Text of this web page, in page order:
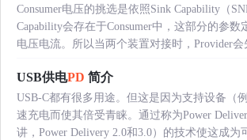
Consumer电压的挑选是依照Sink Capability（
Capability会存在于Consumer中，这部分的参数
电压电流。所以当两个装置对接时，Provider会
USB供电PD 简介
USB-C都有很多用途。但这是因为支持设备（
速充电而使其倍受青睐。通过称为Power
讲，Power Delivery 2.0和3.0）的技术使这成为